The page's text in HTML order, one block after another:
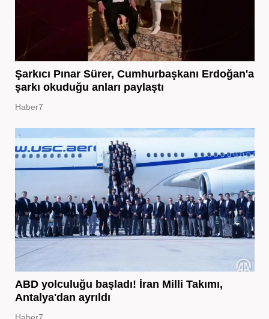
Şarkıcı Pınar Sürer, Cumhurbaşkanı Erdoğan'a
şarkı okuduğu anları paylaştı
Haber7
ABD yolculuğu başladı! İran Milli Takımı,
Antalya'dan ayrıldı